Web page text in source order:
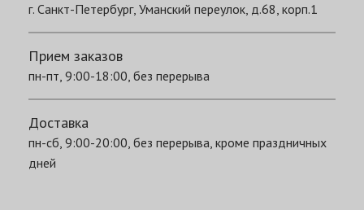
г. Санкт-Петербург, Уманский переулок, д.68, корп.1
Прием заказов
пн-пт, 9:00-18:00, без перерыва
Доставка
пн-сб, 9:00-20:00, без перерыва, кроме праздничных
дней